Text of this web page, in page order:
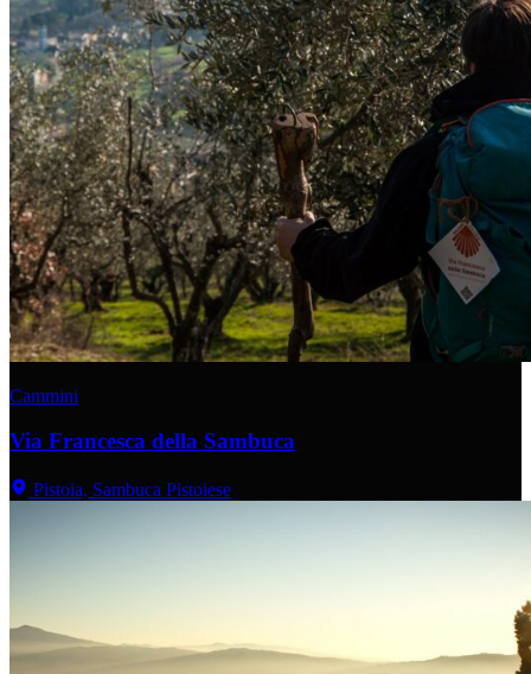
Cammini
Via Francesca della Sambuca
Pistoia, Sambuca Pistoiese